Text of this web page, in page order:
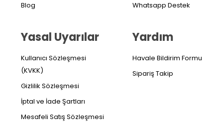
Blog
Yasal Uyarılar
Kullanıcı Sözleşmesi
(KVKK)
Gizlilik Sözleşmesi
İptal ve İade Şartları
Mesafeli Satış Sözleşmesi
Whatsapp Destek
Yardım
Havale Bildirim Formu
Sipariş Takip